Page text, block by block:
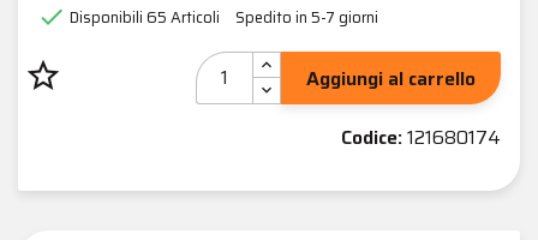
 Disponibili65 Articoli Spedito in 5-7 giorni
star_border
Aggiungi al carrello
Codice:121680174